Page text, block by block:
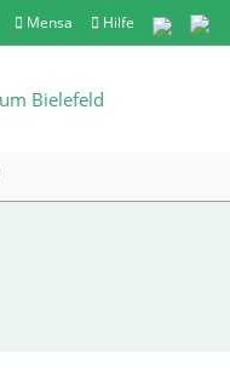
Mensa Hilfe